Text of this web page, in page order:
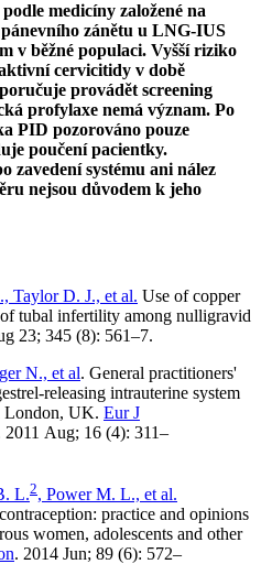
medicíny založené na
zánětu u LNG-IUS
v běžné populaci. Vyšší riziko
cervicitidy v době
provádět screening
profylaxe nemá význam. Po
PID pozorováno pouze
poučení pacientky.
zavedení systému ani nález
nejsou důvodem k jeho
Taylor D. J., et al. Use of copper
tubal infertility among nulligravid
23; 345 (8): 561–7.
N., et al. General practitioners'
releasing intrauterine system
London, UK. Eur J
2011 Aug; 16 (4): 311–
L.2, Power M. L., et al.
practice and opinions
women, adolescents and other
. 2014 Jun; 89 (6): 572–